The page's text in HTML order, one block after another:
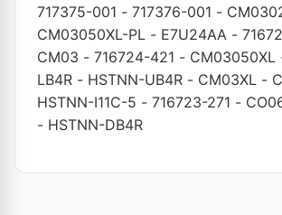
717375-001 - 717376-001 -
CM03050XL-PL - E7U24AA -
CM03 - 716724-421 - CM03050XL
LB4R - HSTNN-UB4R - CM03XL -
HSTNN-I11C-5 - 716723-271 -
- HSTNN-DB4R